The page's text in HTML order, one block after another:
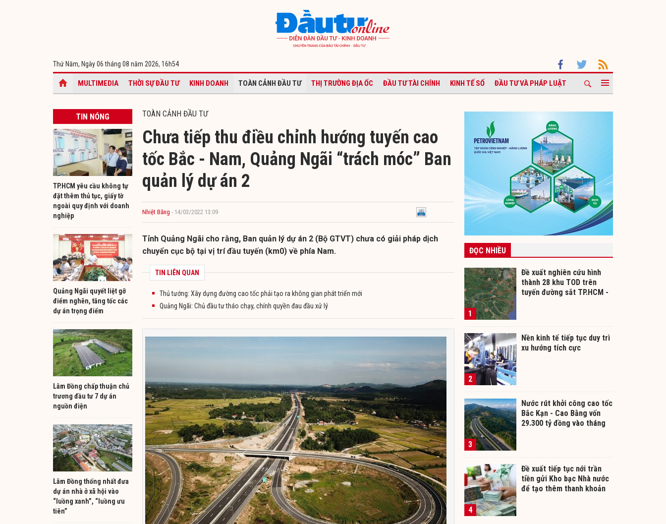
Thứ Năm, Ngày 06 tháng 08 năm 2026, 16h54
MULTIMEDIA THỜI SỰ ĐẦU TƯ KINH DOANH TOÀN CẢNH ĐẦU TƯ THỊ TRƯỜNG ĐỊA ỐC ĐẦU TƯ TÀI CHÍNH KINH TẾ SỐ ĐẦU TƯ VÀ PHÁP LUẬT
TIN NÓNG
TP.HCM yêu cầu không tự
đặt thêm thủ tục, giấy tờ
ngoài quy định với doanh
nghiệp
Quảng Ngãi quyết liệt gỡ
điểm nghẽn, tăng tốc các
dự án trọng điểm
Lâm Đồng chấp thuận chủ
trương đầu tư 7 dự án
nguồn điện
Lâm Đồng thống nhất đưa
dự án nhà ở xã hội vào
“luồng xanh”, “luồng ưu
tiên”
TOÀN CẢNH ĐẦU TƯ
Chưa tiếp thu điều chỉnh hướng tuyến cao
tốc Bắc - Nam, Quảng Ngãi “trách móc” Ban
quản lý dự án 2
Nhiệt Băng - 14/03/2022 13:09
Tỉnh Quảng Ngãi cho rằng, Ban quản lý dự án 2 (Bộ GTVT) chưa có giải pháp dịch
chuyển cục bộ tại vị trí đầu tuyến (km0) về phía Nam.
TIN LIÊN QUAN
Thủ tướng: Xây dựng đường cao tốc phải tạo ra không gian phát triển mới
Quảng Ngãi: Chủ đầu tư tháo chạy, chính quyền đau đầu xử lý
ĐỌC NHIỀU
1
Đề xuất nghiên cứu hình
thành 28 khu TOD trên
tuyến đường sắt TP.HCM -
2
Nền kinh tế tiếp tục duy trì
xu hướng tích cực
3
Nước rút khởi công cao tốc
Bắc Kạn - Cao Bằng vốn
29.300 tỷ đồng vào tháng
4
Đề xuất tiếp tục nới trần
tiền gửi Kho bạc Nhà nước
để tạo thêm thanh khoản